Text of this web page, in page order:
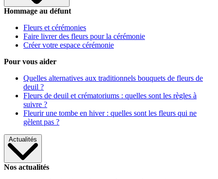
Hommage au défunt
Fleurs et cérémonies
Faire livrer des fleurs pour la cérémonie
Créer votre espace cérémonie
Pour vous aider
Quelles alternatives aux traditionnels bouquets de fleurs de
deuil ?
Fleurs de deuil et crématoriums : quelles sont les règles à
suivre ?
Fleurir une tombe en hiver : quelles sont les fleurs qui ne
gèlent pas ?
Actualités
Nos actualités